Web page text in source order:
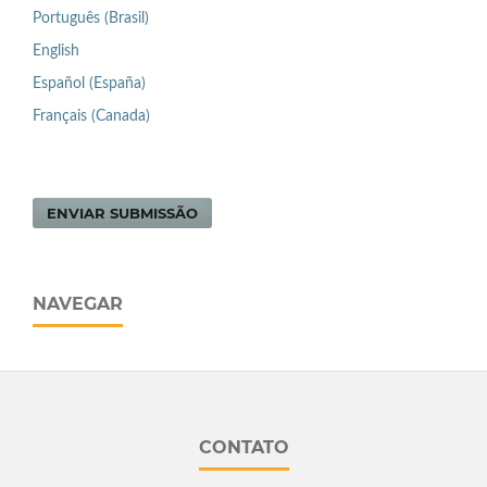
Português (Brasil)
English
Español (España)
Français (Canada)
ENVIAR SUBMISSÃO
NAVEGAR
CONTATO